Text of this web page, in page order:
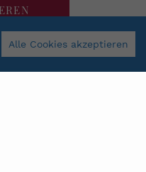
Alle Cookies akzeptieren